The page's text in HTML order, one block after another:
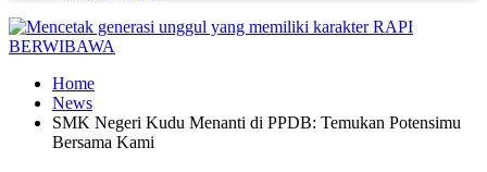
Home
News
SMK Negeri Kudu Menanti di PPDB: Temukan Potensimu
Bersama Kami